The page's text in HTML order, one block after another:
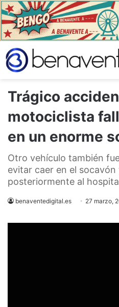
Trágico
motociclista
en un enorme
Otro vehículo también
evitar caer en el
posteriormente al
benaventedigital.es 27 marzo,